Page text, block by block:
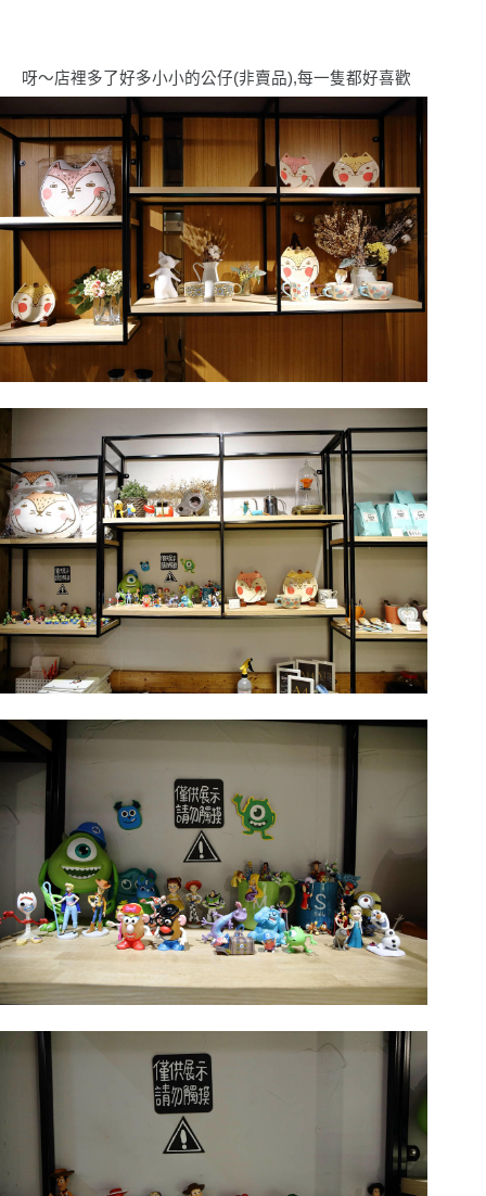
呀〜店裡多了好多小小的公仔(非賣品),每一隻都好喜歡